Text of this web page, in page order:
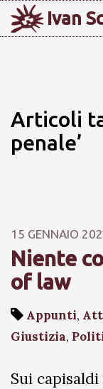
Ivan
Articoli
penale’
15 GENNAIO
Niente
of law
Appunti,
Giustizia,
Sui